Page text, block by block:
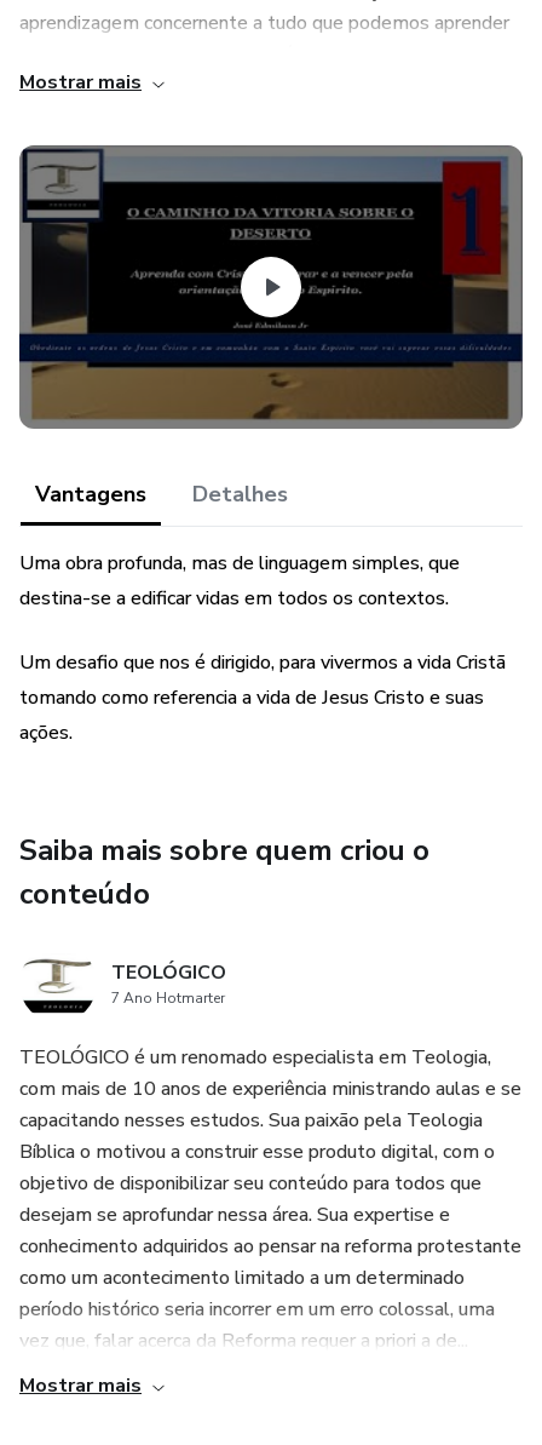
aprendizagem concernente a tudo que podemos aprender
Espírito durante esta longa
caminhada.
A revelação do caminho de Cristo, contida em Mateus,
capitulo quatro do primeiro versículo até o de número onze,
nos revela as estratégias suficientes para uma vida
dedicada ao caminhar em vitória e aprendizagem por meio
da comunhão com o Espírito o qual nos desvenda a
vontade de Deus para cada um de nós; a qual,
diferentemente da vontade dos homens, é sempre
fundamentada na verdade, no amor e na sabedoria,
manter afastados, valendo-se dos inúmeros enganos com
os quais já tem mantido o mundo cativo; este adversário
que durante a nossa caminhada nos enfrentará com suas
sutis estratégias sempre buscando destruir nossa vida
Divina e nos manter presos a seu engano, uma vez que é
ele mesmo o pai da mentira (JO 8, 44)
Mostrar mais
Vantagens Detalhes
Uma obra profunda, mas de linguagem simples, que
destina-se a edificar vidas em todos os contextos.
Um desafio que nos é dirigido, para vivermos a vida Cristã
tomando como referencia a vida de Jesus Cristo e suas
ações.
Saiba mais sobre quem criou o
conteúdo
TEOLÓGICO
7 Ano Hotmarter
TEOLÓGICO é um renomado especialista em Teologia,
com mais de 10 anos de experiência ministrando aulas e se
capacitando nesses estudos. Sua paixão pela Teologia
Bíblica o motivou a construir esse produto digital, com o
objetivo de disponibilizar seu conteúdo para todos que
desejam se aprofundar nessa área. Sua expertise e
conhecimento adquiridos ao pensar na reforma protestante
como um acontecimento limitado a um determinado
período histórico seria incorrer em um erro colossal, uma
vez que, falar acerca da Reforma requer a priori a de...
Mostrar mais